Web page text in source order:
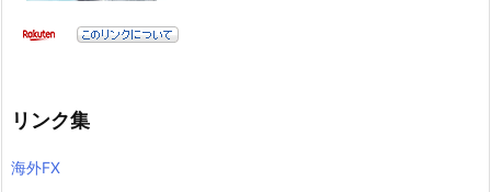
リンク集
海外FX